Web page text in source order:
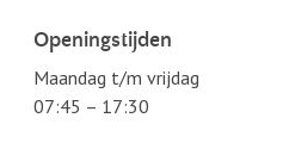
Openingstijden
Maandag t/m vrijdag
07:45 – 17:30